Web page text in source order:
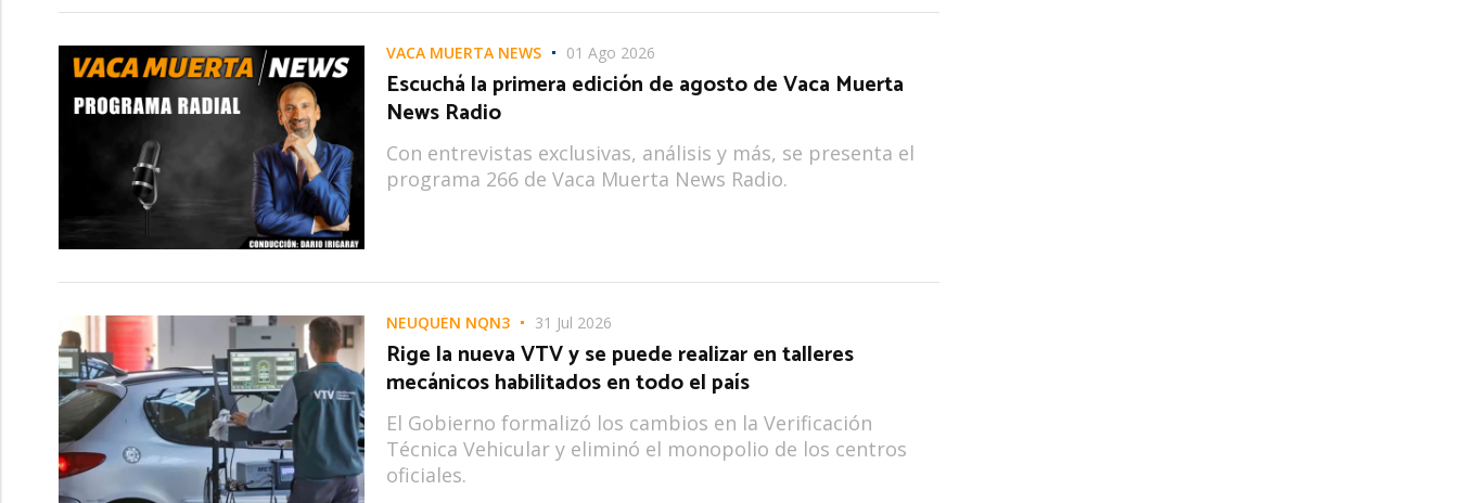
VACA MUERTA NEWS 01 Ago 2026
Escuchá la primera edición de agosto de Vaca Muerta
News Radio
Con entrevistas exclusivas, análisis y más, se presenta el
programa 266 de Vaca Muerta News Radio.
NEUQUÉN NQN3 31 Jul 2026
Rige la nueva VTV y se puede realizar en talleres
mecánicos habilitados en todo el país
El Gobierno formalizó los cambios en la Verificación
Técnica Vehicular y eliminó el monopolio de los centros
oficiales.